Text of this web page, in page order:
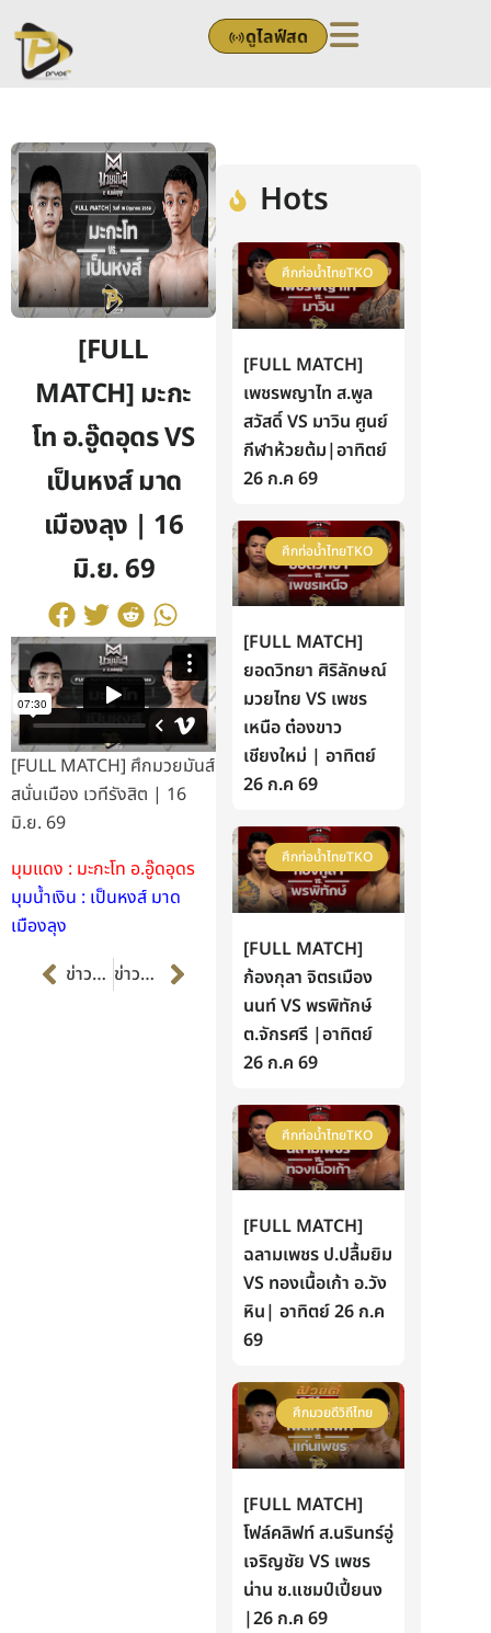
to
content
ดูไลฟ์สด
[FULL
MATCH] มะกะ
โท อ.อู๊ดอุดร VS
เป็นหงส์ มาด
เมืองลุง | 16
มิ.ย. 69
[FULL MATCH] ศึกมวยมันส์
สนั่นเมือง เวทีรังสิต | 16
มิ.ย. 69
มุมแดง : มะกะโท อ.อู๊ดอุดร
มุมน้ำเงิน : เป็นหงส์ มาด
เมืองลุง
Prevข่าวก่อนหน้า ข่าวต่อไป Next
Hots
ศึกท่อน้ำไทยTKO
[FULL MATCH]
เพชรพญาไท ส.พูล
สวัสดิ์ VS มาวิน ศูนย์
กีฬาห้วยต้ม|อาทิตย์
26 ก.ค 69
ศึกท่อน้ำไทยTKO
[FULL MATCH]
ยอดวิทยา ศิริลักษณ์
มวยไทย VS เพชร
เหนือ ต๋องขาว
เชียงใหม่ | อาทิตย์
26 ก.ค 69
ศึกท่อน้ำไทยTKO
[FULL MATCH]
ก้องกุลา จิตรเมือง
นนท์ VS พรพิทักษ์
ต.จักรศรี |อาทิตย์
26 ก.ค 69
ศึกท่อน้ำไทยTKO
[FULL MATCH]
ฉลามเพชร ป.ปลื้มยิม
VS ทองเนื้อเก้า อ.วัง
หิน| อาทิตย์ 26 ก.ค
69
ศึกมวยดีวิถีไทย
[FULL MATCH]
โฟล์คลิฟท์ ส.นรินทร์อู่
เจริญชัย VS เพชร
น่าน ช.แชมป์เปี้ยนง
|26 ก.ค 69